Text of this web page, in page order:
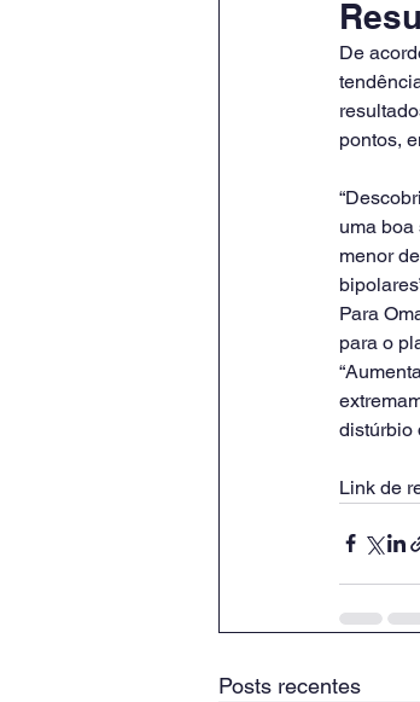
De
pontos,
uma boa
menor
Para
para o
distúrbio
Link de
Posts recentes